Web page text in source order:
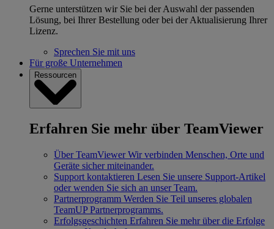
Gerne unterstützen wir Sie bei der Auswahl der passenden
Lösung, bei Ihrer Bestellung oder bei der Aktualisierung Ihrer
Lizenz.
Sprechen Sie mit uns
Für große Unternehmen
Ressourcen
Erfahren Sie mehr über TeamViewer
Über TeamViewer Wir verbinden Menschen, Orte und
Geräte sicher miteinander.
Support kontaktieren Lesen Sie unsere Support-Artikel
oder wenden Sie sich an unser Team.
Partnerprogramm Werden Sie Teil unseres globalen
TeamUP Partnerprogramms.
Erfolgsgeschichten Erfahren Sie mehr über die Erfolge